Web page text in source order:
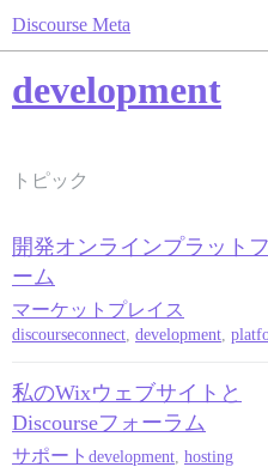
Discourse Meta
development
トピック
開発オンラインプラット
ーム
マーケットプレイス
discourseconnect, development,
私のWixウェブサイトと
Discourseフォーラム
サポート development hosting